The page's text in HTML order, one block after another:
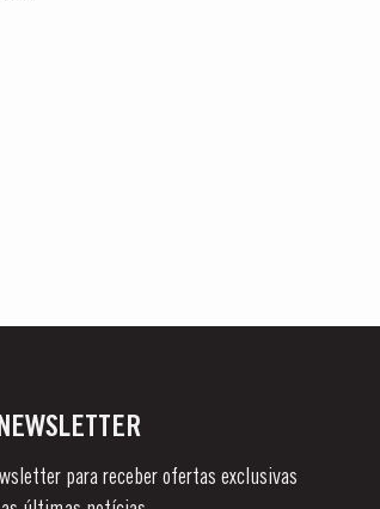
NEWSLETTER
para receber ofertas exclusivas